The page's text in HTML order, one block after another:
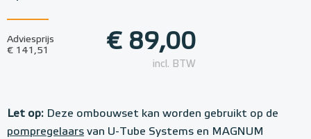
Adviesprijs
€ 141,51
€ 89,00
incl. BTW
Let op: Deze ombouwset kan worden gebruikt op de
pompregelaars van U-Tube Systems en MAGNUM